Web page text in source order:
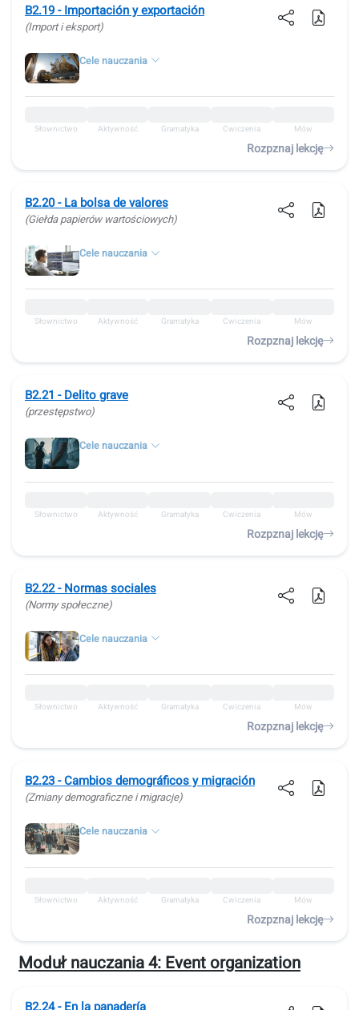
B2.19 - Importación y exportación
(Import i eksport)
Cele nauczania
Słownictwo Aktywność Gramatyka Ćwiczenia Mów
Rozpznaj lekcję
B2.20 - La bolsa de valores
(Giełda papierów wartościowych)
Cele nauczania
Słownictwo Aktywność Gramatyka Ćwiczenia Mów
Rozpznaj lekcję
B2.21 - Delito grave
(przestępstwo)
Cele nauczania
Słownictwo Aktywność Gramatyka Ćwiczenia Mów
Rozpznaj lekcję
B2.22 - Normas sociales
(Normy społeczne)
Cele nauczania
Słownictwo Aktywność Gramatyka Ćwiczenia Mów
Rozpznaj lekcję
B2.23 - Cambios demográficos y migración
(Zmiany demograficzne i migracje)
Cele nauczania
Słownictwo Aktywność Gramatyka Ćwiczenia Mów
Rozpznaj lekcję
Moduł nauczania 4: Event organization